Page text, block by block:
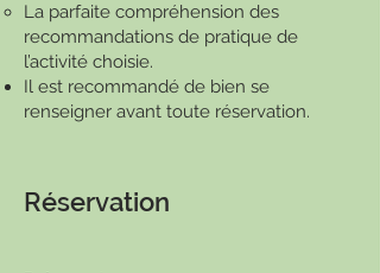
La parfaite compréhension des
recommandations de pratique de
l’activité choisie.
Il est recommandé de bien se
renseigner avant toute réservation.
Réservation